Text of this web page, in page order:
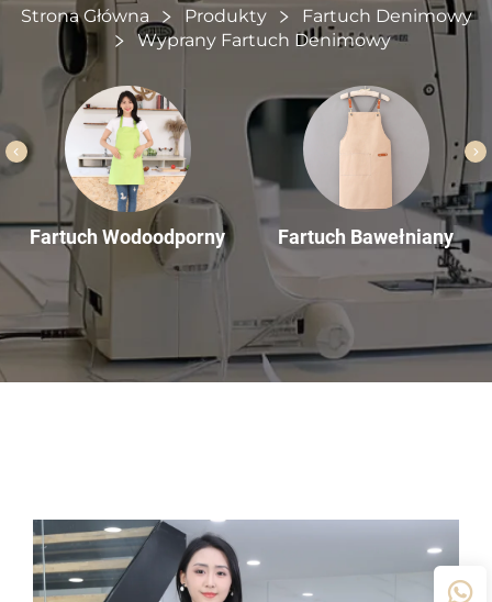
Strona Główna Produkty
Fartuch Denimowy
Wyprany Fartuch Denimowy
Fartuch Wodoodporny Fartuch Bawełniany